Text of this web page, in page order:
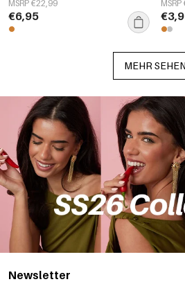
MSRP €22,99
€6,95
MEHR SEHEN
Newsletter